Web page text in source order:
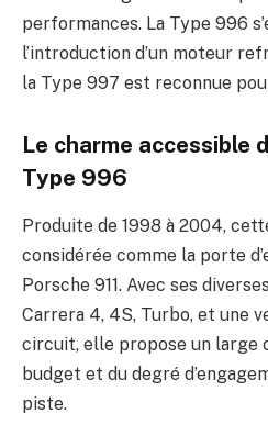
performances. La Type 996
l’introduction d’un moteur
la Type 997 est reconnue
Le charme accessible
Type 996
Produite de 1998 à 2004,
considérée comme la porte
Porsche 911. Avec ses
Carrera 4, 4S, Turbo, et une
circuit, elle propose un large
budget et du degré
piste.